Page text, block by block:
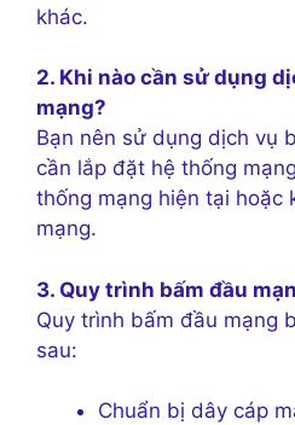
khác.
2. Khi nào cần sử dụng
mạng?
Bạn nên sử dụng dịch vụ
cần lắp đặt hệ thống
thống mạng hiện tại hoặc
mạng.
3. Quy trình bấm đầu
Quy trình bấm đầu mạng
sau:
Chuẩn bị dây cáp